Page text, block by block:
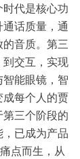
代是核心功
话质量，通
音质。第三
交互，实现
能眼镜，智
每个人的贾
三个阶段的
已成为产品
点而生，从